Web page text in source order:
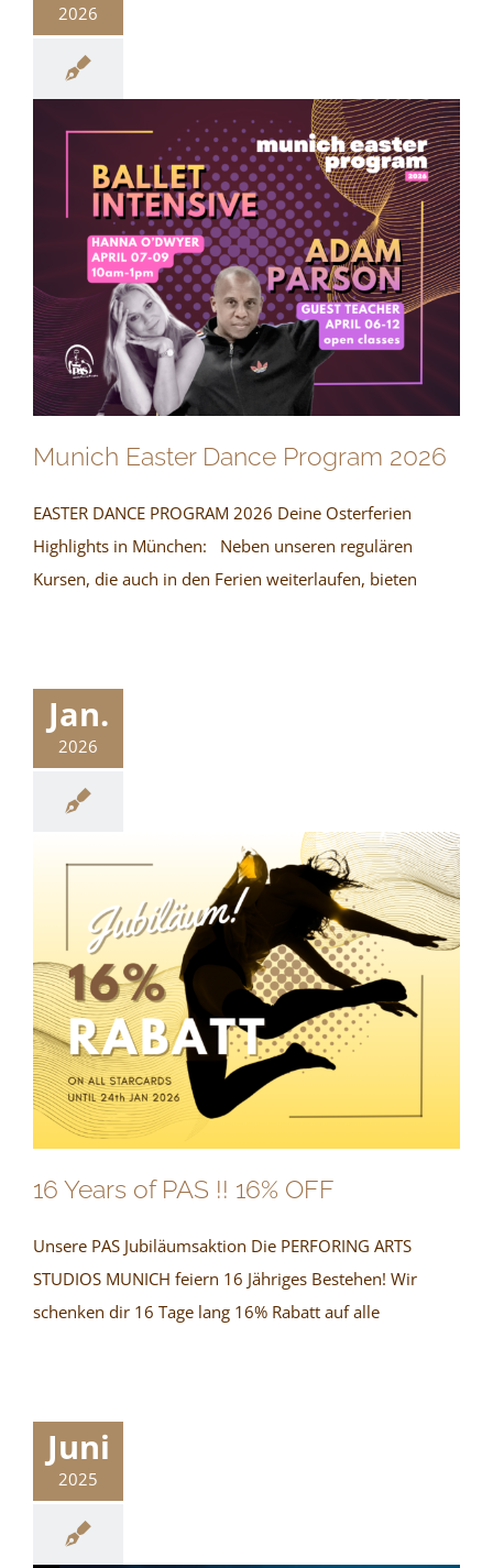
2026
Munich Easter Dance Program 2026
EASTER DANCE PROGRAM 2026 Deine Osterferien
Highlights in München: Neben unseren regulären
Kursen, die auch in den Ferien weiterlaufen, bieten
Jan.
2026
16 Years of PAS !! 16% OFF
Unsere PAS Jubiläumsaktion Die PERFORING ARTS
STUDIOS MUNICH feiern 16 Jähriges Bestehen! Wir
schenken dir 16 Tage lang 16% Rabatt auf alle
Juni
2025